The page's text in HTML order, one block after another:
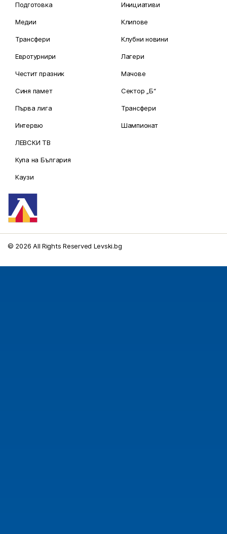
Подготовка
Медии
Трансфери
Евротурнири
Честит празник
Синя памет
Първа лига
Интервю
ЛЕВСКИ ТВ
Купа на България
Каузи
Инициативи
Клипове
Клубни новини
Лагери
Мачове
Сектор „Б“
Трансфери
Шампионат
© 2026 All Rights Reserved Levski.bg